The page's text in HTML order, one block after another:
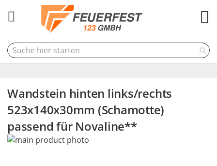
Wandstein hinten links/rechts
523x140x30mm (Schamotte)
passend für Novaline**
Skip